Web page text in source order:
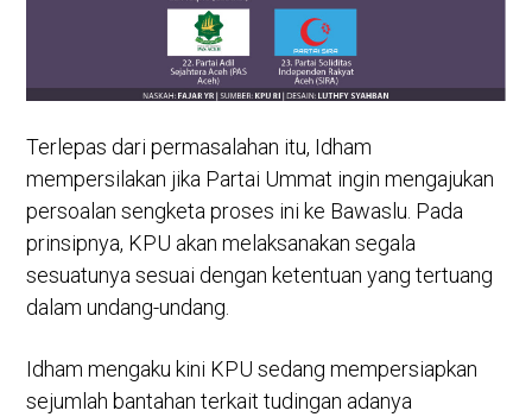
Terlepas dari permasalahan itu, Idham
mempersilakan jika Partai Ummat ingin mengajukan
persoalan sengketa proses ini ke Bawaslu. Pada
prinsipnya, KPU akan melaksanakan segala
sesuatunya sesuai dengan ketentuan yang tertuang
dalam undang-undang.
Idham mengaku kini KPU sedang mempersiapkan
sejumlah bantahan terkait tudingan adanya